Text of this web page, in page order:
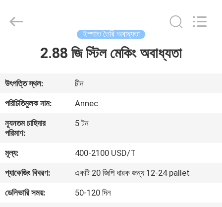
পণ্য
আমাদের
সম্পর্কে
কারখানা
পরিদর্শন
ইস্পাত তৈরি অবাধ্যতা
2.88 জি স্টিল মেকিং অবাধ্যতা
উৎপত্তি স্থল:
চীন
পরিচিতিমুলক নাম:
Annec
ন্যূনতম চাহিদার
পরিমাণ:
5 টন
মূল্য:
400-2100 USD/T
প্যাকেজিং বিবরণ:
একটি 20 জিপি ধারক জন্য 12-24 pallet
ডেলিভারি সময়:
50-120 দিন